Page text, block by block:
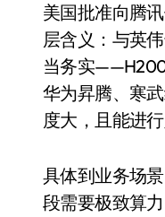
美国批准向腾
层含义：与英
当务实
华为昇腾、寒
度大，且能进行
具体到业务场
段需要极致算